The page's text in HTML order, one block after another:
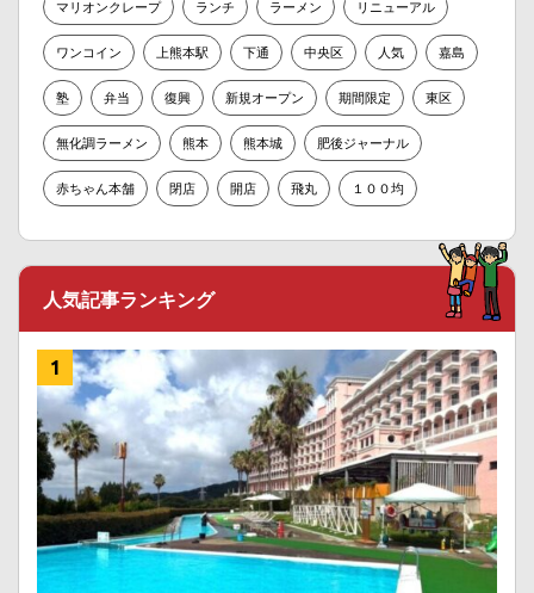
マリオンクレープ ランチ ラーメン リニューアル
ワンコイン 上熊本駅 下通 中央区 人気 嘉島
塾 弁当 復興 新規オープン 期間限定 東区
無化調ラーメン 熊本 熊本城 肥後ジャーナル
赤ちゃん本舗 閉店 開店 飛丸 １００均
人気記事ランキング